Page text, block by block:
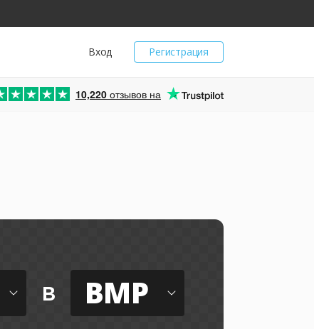
Регистрация
Вход
10,220 отзывов на
в BMP